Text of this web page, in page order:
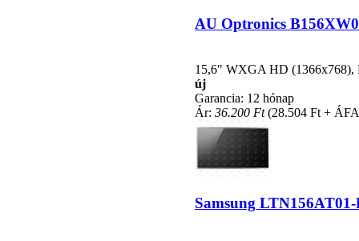
AU Optronics
15,6" WXGA HD (1366x768),
új
Garancia: 12 hónap
Ár: 36.200 Ft(28.504 Ft +
Samsung